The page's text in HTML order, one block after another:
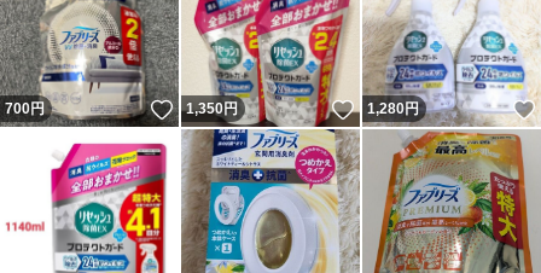
700円 いいね！
1,350円 いいね！
1,280円